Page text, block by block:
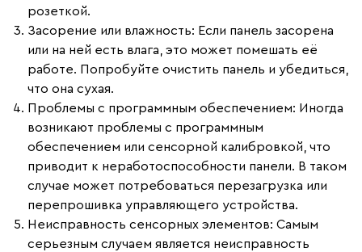
розеткой.
Засорение или влажность: Если панель засорена
или на ней есть влага, это может помешать её
работе. Попробуйте очистить панель и убедиться,
что она сухая.
Проблемы с программным обеспечением: Иногда
возникают проблемы с программным
обеспечением или сенсорной калибровкой, что
приводит к неработоспособности панели. В таком
случае может потребоваться перезагрузка или
перепрошивка управляющего устройства.
Неисправность сенсорных элементов: Самым
серьезным случаем является неисправность